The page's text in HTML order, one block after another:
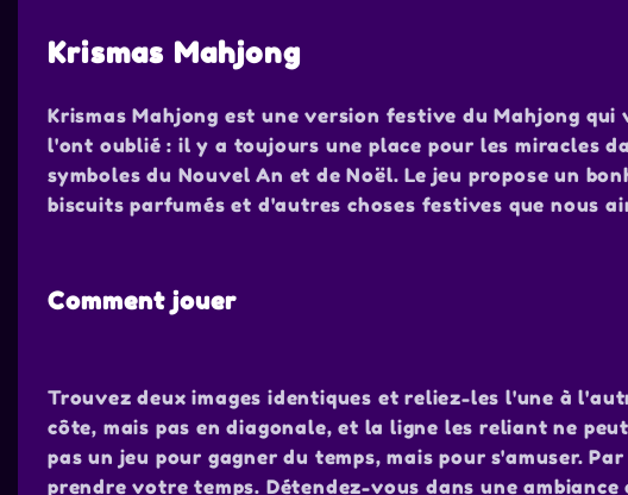
Krismas Mahjong
Krismas Mahjong est une version festive du Mahjong
l'ont oublié : il y a toujours une place pour les miracles
symboles du Nouvel An et de Noël. Le jeu propose un
biscuits parfumés et d'autres choses festives que nous
Comment jouer
Trouvez deux images identiques et reliez-les l'une à
côte, mais pas en diagonale, et la ligne les reliant ne
pas un jeu pour gagner du temps, mais pour s'amuser.
prendre votre temps. Détendez-vous dans une